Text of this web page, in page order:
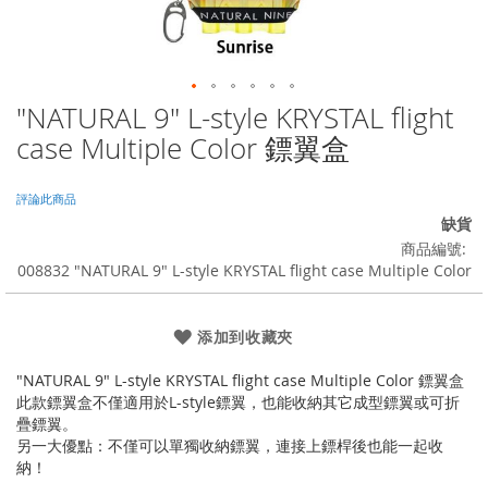
"NATURAL 9" L-style KRYSTAL flight
case Multiple Color 鏢翼盒
評論此商品
缺貨
商品編號
008832 "NATURAL 9" L-style KRYSTAL flight case Multiple Color
添加到收藏夾
"NATURAL 9" L-style KRYSTAL flight case Multiple Color 鏢翼盒
此款鏢翼盒不僅適用於L-style鏢翼，也能收納其它成型鏢翼或可折
疊鏢翼。
另一大優點：不僅可以單獨收納鏢翼，連接上鏢桿後也能一起收
納！
Skip
to
the
of
gallery